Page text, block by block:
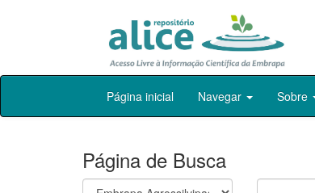
Skip
Página inicial Navegar Sobre
Página de Busca